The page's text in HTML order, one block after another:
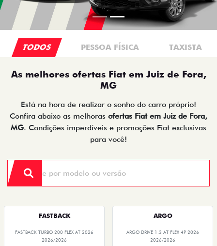
TODOS PESSOA FÍSICA TAXISTA
As melhores ofertas Fiat em Juiz de Fora,
MG
Está na hora de realizar o sonho do carro próprio!
Confira abaixo as melhoras ofertas Fiat em Juiz de Fora,
MG. Condições imperdíveis e promoções Fiat exclusivas
para você!
FASTBACK
FASTBACK TURBO 200 FLEX AT 2026
2026/2026
ARGO
ARGO DRIVE 1.3 AT FLEX 4P 2026
2026/2026